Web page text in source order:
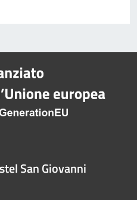
San Giovanni